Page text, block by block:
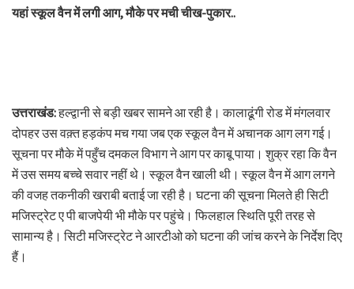
यहां स्कूल वैन में लगी आग, मौके पर मची चीख-पुकार..
उत्तराखंड:हल्द्वानी से बड़ी खबर सामने आ रही है। कालाढूंगी रोड में मंगलवार
दोपहर उस वक़्त हड़कंप मच गया जब एक स्कूल वैन में अचानक आग लग गई।
सूचना पर मौके में पहुँच दमकल विभाग ने आग पर काबू पाया। शुक्र रहा कि वैन
में उस समय बच्चे सवार नहीं थे। स्कूल वैन खाली थी। स्कूल वैन में आग लगने
की वजह तकनीकी खराबी बताई जा रही है। घटना की सूचना मिलते ही सिटी
मजिस्ट्रेट ए पी बाजपेयी भी मौके पर पहुंचे। फिलहाल स्थिति पूरी तरह से
सामान्य है। सिटी मजिस्ट्रेट ने आरटीओ को घटना की जांच करने के निर्देश दिए
हैं।